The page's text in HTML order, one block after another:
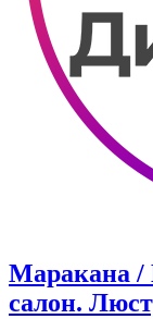
Маракана /
салон.